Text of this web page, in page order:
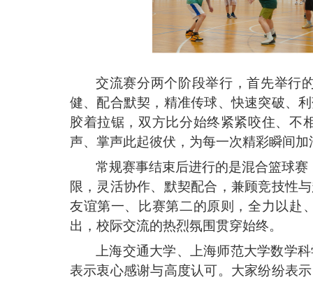
交流赛分两个阶段举行，首先举行
健、配合默契，精准传球、快速突破、
胶着拉锯，双方比分始终紧紧咬住、不
声、掌声此起彼伏，为每一次精彩瞬间加
常规赛事结束后进行的是混合篮球赛
限，灵活协作、默契配合，兼顾竞技性
友谊第一、比赛第二的原则，全力以赴
出，校际交流的热烈氛围贯穿始终。
上海交通大学、上海师范大学数学
表示衷心感谢与高度认可。 大家纷纷表